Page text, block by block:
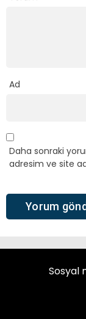
Ad
Daha sonraki
adresim ve site
Sosyal